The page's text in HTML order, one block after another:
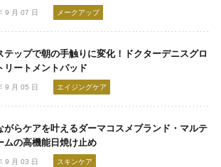
9 月 07 日 メークアップ
テップで朝の手触りに変化！ドクターデニスグロ
リートメントパッド
9 月 05 日 エイジングケア
がらケアを叶えるダーマコスメブランド・マルテ
ムの高機能日焼け止め
9 月 03 日 スキンケア